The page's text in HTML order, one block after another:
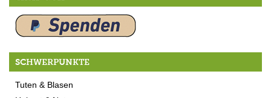
SCHWERPUNKTE
Tuten & Blasen